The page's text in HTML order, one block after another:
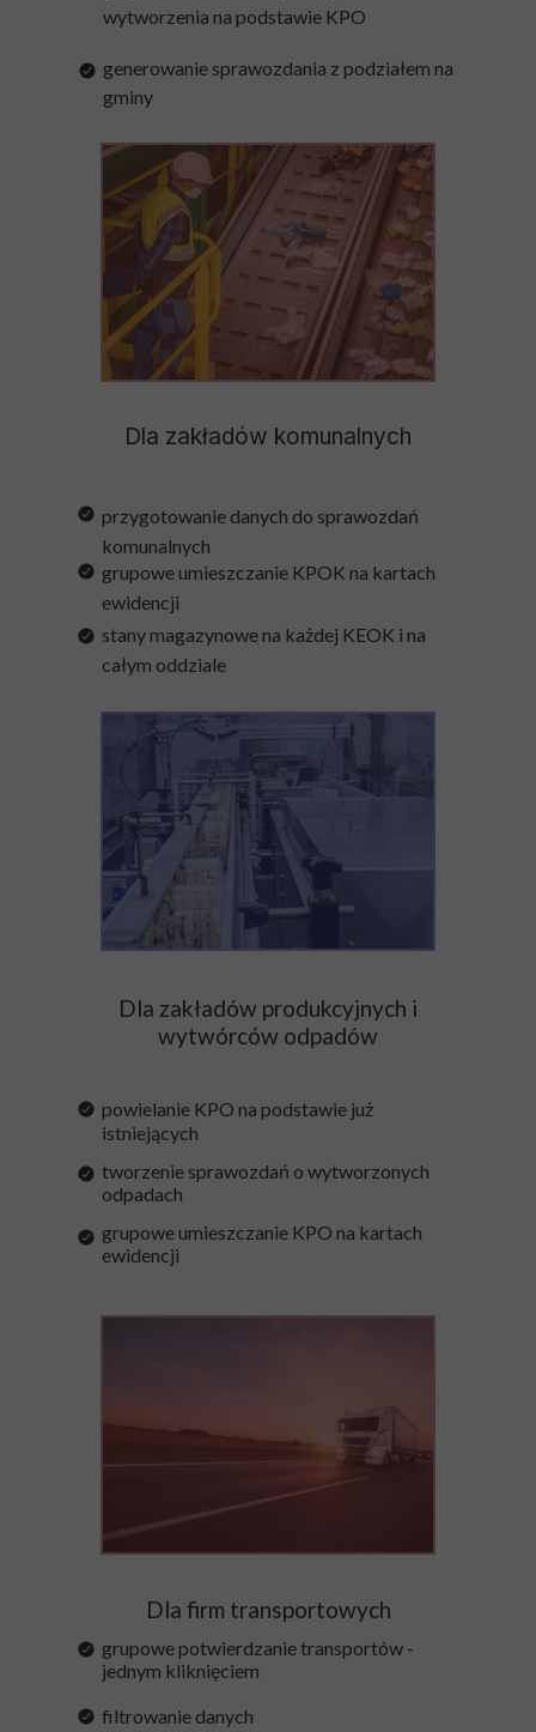
stany magazynowe na każdej KEOK i na
całym oddziale
grupowe umieszczanie KPOK na kartach
ewidencji
przygotowanie danych do sprawozdań
komunalnych
generowanie sprawozdania z podziałem na
gminy
wytworzenia na podstawie KPO
Dla zakładów komunalnych
filtrowanie danych
grupowe potwierdzanie transportów -
jednym kliknięciem
grupowe umieszczanie KPO na kartach
ewidencji
tworzenie sprawozdań o wytworzonych
odpadach
powielanie KPO na podstawie już
istniejących
Dla firm transportowych
Dla zakładów produkcyjnych i
wytwórców odpadów